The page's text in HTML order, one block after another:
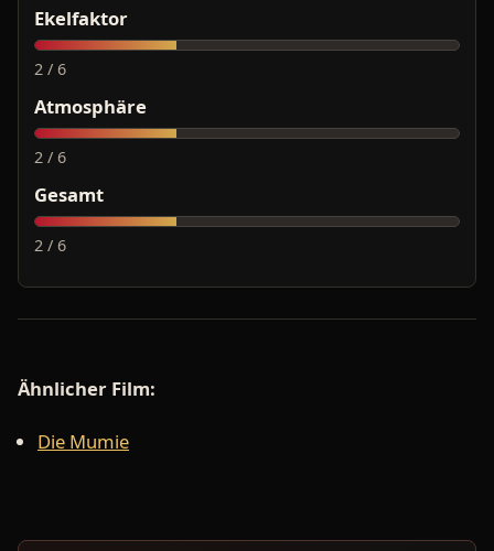
Ekelfaktor
2 / 6
Atmosphäre
2 / 6
Gesamt
2 / 6
Ähnlicher Film:
Die Mumie